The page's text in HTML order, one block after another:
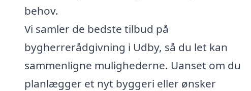
behov.
Vi samler de bedste tilbud på
bygherrerådgivning i Udby, så du let kan
sammenligne mulighederne. Uanset om du
planlægger et nyt byggeri eller ønsker